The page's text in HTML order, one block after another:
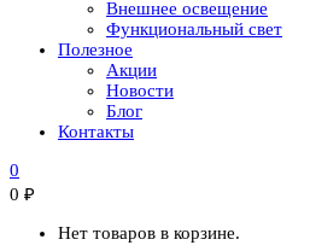
Внешнее освещение
Функциональный свет
Полезное
Акции
Новости
Блог
Контакты
0
0 ₽
Нет товаров в корзине.